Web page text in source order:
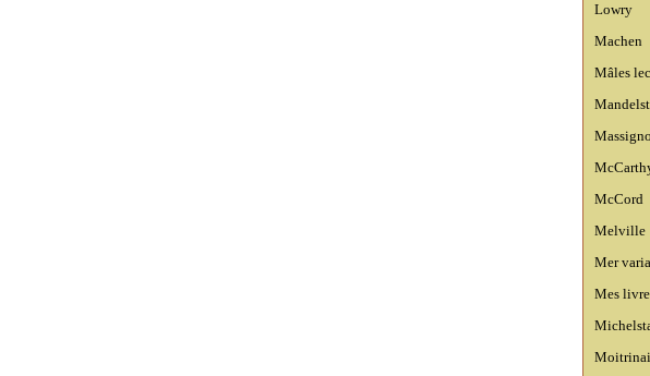
Lowry
Machen
Mâles
McCord
Melville
Mer
Mes